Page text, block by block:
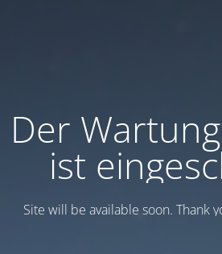
Der
ist
Site will be available soon. Thank